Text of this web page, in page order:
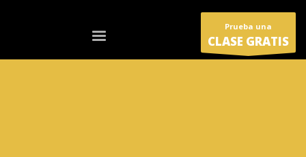
Prueba una
CLASE GRATIS